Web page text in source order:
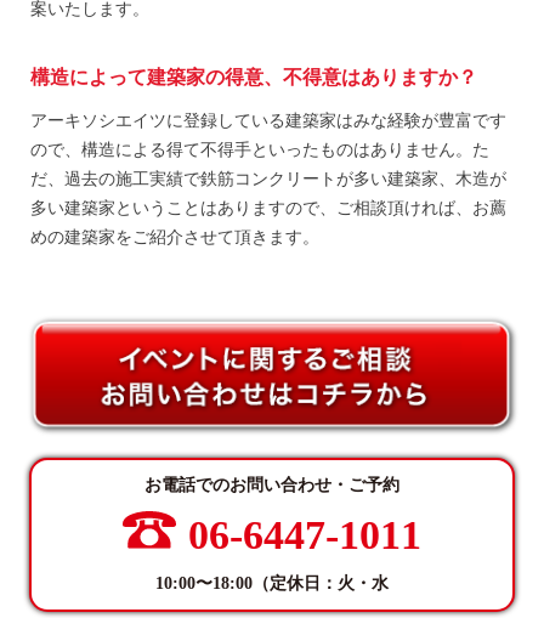
案いたします。
構造によって建築家の得意、不得意はありますか？
アーキソシエイツに登録している建築家はみな経験が豊富です
ので、構造による得て不得手といったものはありません。た
だ、過去の施工実績で鉄筋コンクリートが多い建築家、木造が
多い建築家ということはありますので、ご相談頂ければ、お薦
めの建築家をご紹介させて頂きます。
お電話でのお問い合わせ・ご予約
06-6447-1011
10:00〜18:00（定休日：火・水